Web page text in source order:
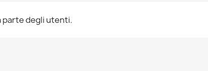
parte degli utenti.